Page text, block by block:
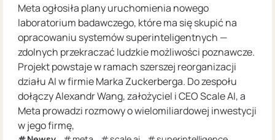
Meta ogłosiła plany uruchomienia nowego
laboratorium badawczego, które ma się skupić na
opracowaniu systemów superinteligentnych —
zdolnych przekraczać ludzkie możliwości poznawcze.
Projekt powstaje w ramach szerszej reorganizacji
działu AI w firmie Marka Zuckerberga. Do zespołu
dołączy Alexandr Wang, założyciel i CEO Scale AI, a
Meta prowadzi rozmowy o wielomiliardowej inwestycji
w jego firmę,